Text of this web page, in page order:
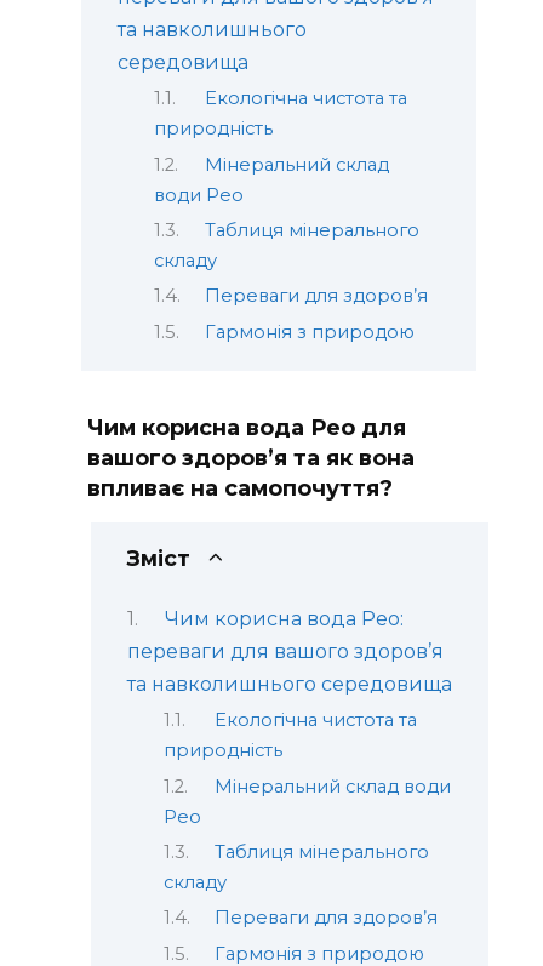
та навколишнього
середовища
Екологічна чистота та
природність
Мінеральний склад
води Рео
Таблиця мінерального
складу
Переваги для здоров’я
Гармонія з природою
Чим корисна вода Рео для
вашого здоров’я та як вона
впливає на самопочуття?
Зміст
Чим корисна вода Рео:
переваги для вашого здоров’я
та навколишнього середовища
Екологічна чистота та
природність
Мінеральний склад води
Рео
Таблиця мінерального
складу
Переваги для здоров’я
Гармонія з природою